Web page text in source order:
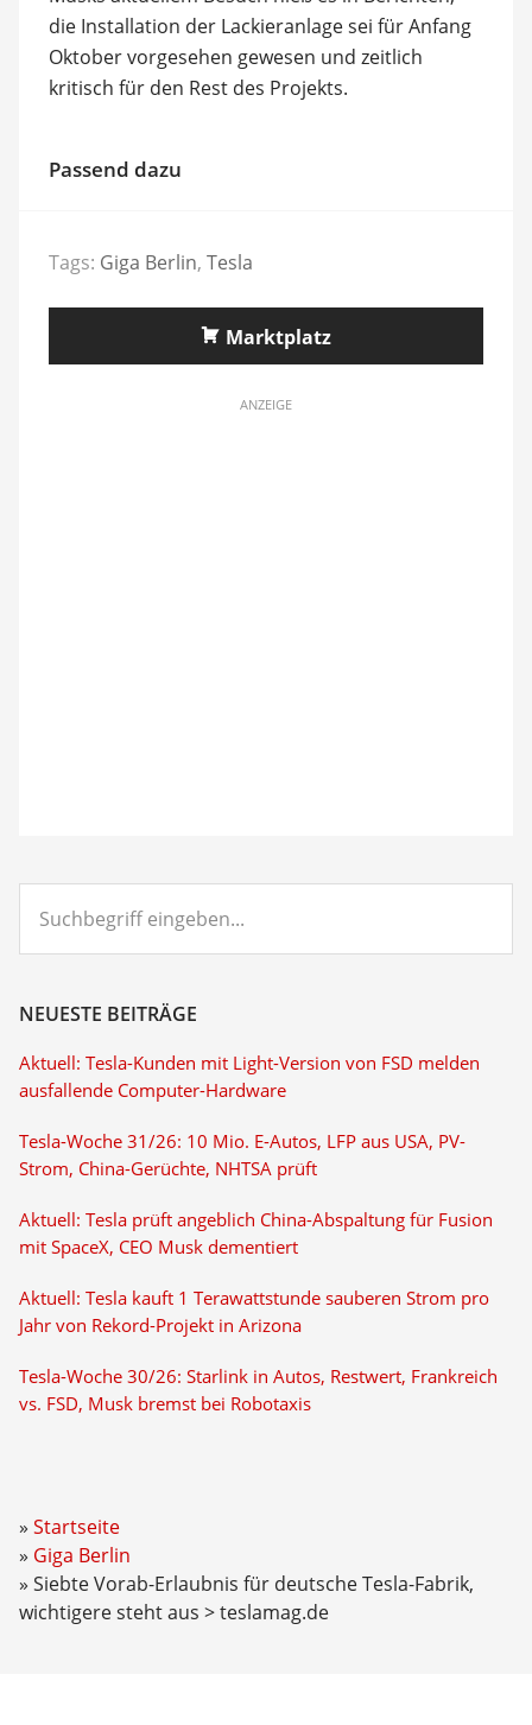
die Installation der Lackieranlage sei für Anfang
Oktober vorgesehen gewesen und zeitlich
kritisch für den Rest des Projekts.
Passend dazu
Tags: Giga Berlin, Tesla
Marktplatz
ANZEIGE
eingeben...
NEUESTE BEITRÄGE
Aktuell: Tesla-Kunden mit Light-Version von FSD melden
ausfallende Computer-Hardware
Tesla-Woche 31/26: 10 Mio. E-Autos, LFP aus USA, PV-
Strom, China-Gerüchte, NHTSA prüft
Aktuell: Tesla prüft angeblich China-Abspaltung für Fusion
mit SpaceX, CEO Musk dementiert
Aktuell: Tesla kauft 1 Terawattstunde sauberen Strom pro
Jahr von Rekord-Projekt in Arizona
Tesla-Woche 30/26: Starlink in Autos, Restwert, Frankreich
vs. FSD, Musk bremst bei Robotaxis
Startseite
Giga Berlin
Siebte Vorab-Erlaubnis für deutsche Tesla-Fabrik,
wichtigere steht aus > teslamag.de